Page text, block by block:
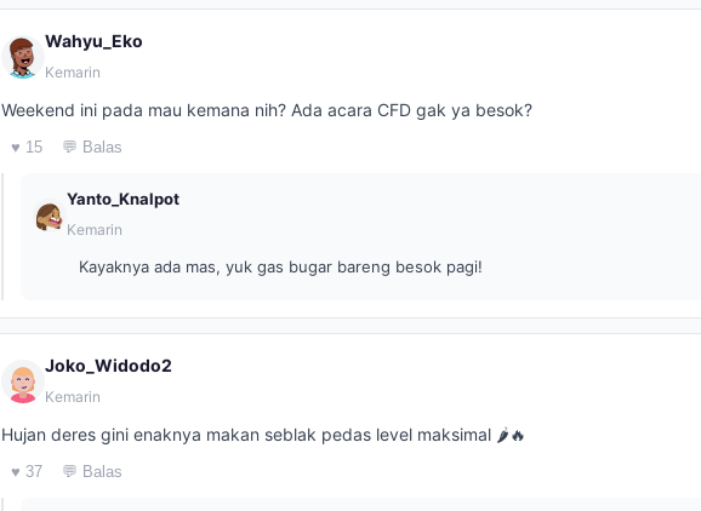
Wahyu_Eko
Kemarin
Weekend ini pada mau kemana nih? Ada acara CFD gak ya besok?
♥ 15 💬 Balas
Yanto_Knalpot
Kemarin
Kayaknya ada mas, yuk gas bugar bareng besok pagi!
Joko_Widodo2
Kemarin
Hujan deres gini enaknya makan seblak pedas level maksimal 🌶️🔥
♥ 37 💬 Balas